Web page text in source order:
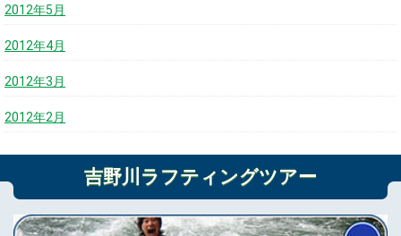
2012年5月
2012年4月
2012年3月
2012年2月
吉野川ラフティングツアー